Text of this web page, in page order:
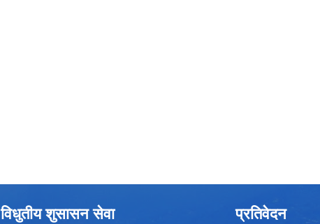
विधुतीय शुसासन सेवा प्रतिवेदन